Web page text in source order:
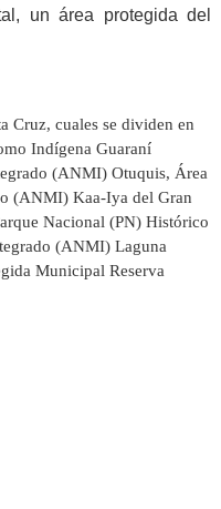
un área protegida del
Cruz, cuales se dividen en
Indígena Guaraní
(ANMI) Otuquis, Área
(ANMI) Kaa-Iya del Gran
Nacional (PN) Histórico
(ANMI) Laguna
Municipal Reserva